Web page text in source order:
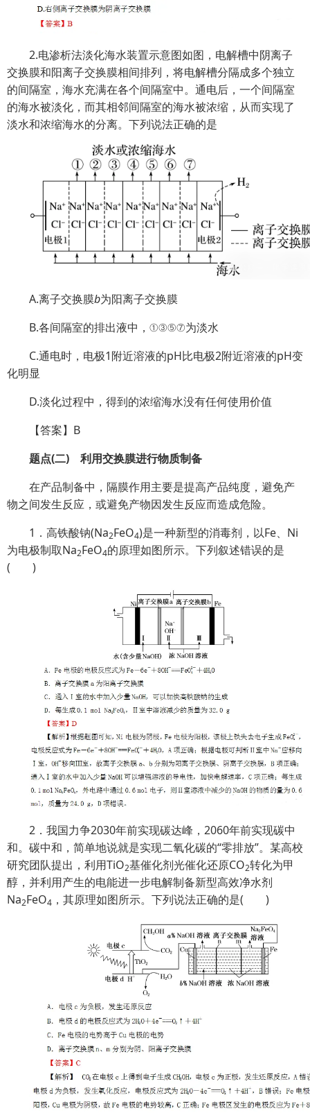
2.电渗析法淡化海水装置示意图如图，电解槽中阴离子
交换膜和阳离子交换膜相间排列，将电解槽分隔成多个独立
的间隔室，海水充满在各个间隔室中。通电后，一个间隔室
的海水被淡化，而其相邻间隔室的海水被浓缩，从而实现了
淡水和浓缩海水的分离。下列说法正确的是
A.离子交换膜b为阳离子交换膜
B.各间隔室的排出液中，①③⑤⑦为淡水
C.通电时，电极1附近溶液的pH比电极2附近溶液的pH变
化明显
D.淡化过程中，得到的浓缩海水没有任何使用价值
【答案】B
题点(二) 利用交换膜进行物质制备
在产品制备中，隔膜作用主要是提高产品纯度，避免产
物之间发生反应，或避免产物因发生反应而造成危险。
1．高铁酸钠(Na2FeO4)是一种新型的消毒剂，以Fe、Ni
为电极制取Na2FeO4的原理如图所示。下列叙述错误的是
( )
2．我国力争2030年前实现碳达峰，2060年前实现碳中
和。碳中和，简单地说就是实现二氧化碳的“零排放”。某高校
研究团队提出，利用TiO2基催化剂光催化还原CO2转化为甲
醇，并利用产生的电能进一步电解制备新型高效净水剂
Na2FeO4 ，其原理如图所示。下列说法正确的是( )